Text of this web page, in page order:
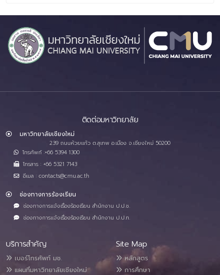
ติดต่อมหาวิทยาลัย
มหาวิทยาลัยเชียงใหม่
239 ถนนห้วยแก้ว ต.สุเทพ อ.เมือง จ.เชียงใหม่ 50200
โทรศัพท์ :+66 5394 1300
โทรสาร : +66 5321 7143
อีเมล : contacts@cmu.ac.th
ช่องทางการร้องเรียน
ช่องทางการแจ้งเรื่องร้องเรียน สำนักงาน ป.ป.ช.
ช่องทางการแจ้งเรื่องร้องเรียน สำนักงาน ป.ป.ท.
บริการสำคัญ
เบอร์โทรศัพท์ มช.
แผนที่มหาวิทยาลัยเชียงใหม่
Site Map
หลักสูตร
การศึกษา